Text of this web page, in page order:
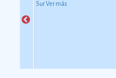
SurVer más